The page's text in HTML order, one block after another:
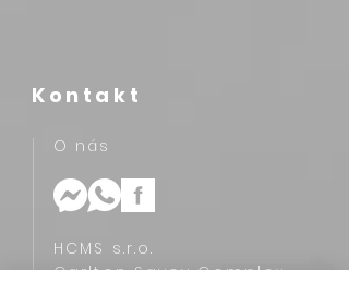
Kontakt
O nás
HCMS s.r.o.
Carlton Savoy Complex